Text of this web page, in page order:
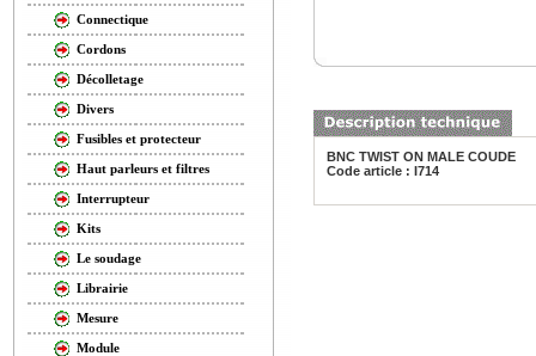
Connectique
Cordons
Décolletage
Divers
Fusibles et protecteur
Haut parleurs et filtres
Interrupteur
Kits
Le soudage
Librairie
Mesure
Module
BNC TWIST ON MALE COUDE
Code article : I714